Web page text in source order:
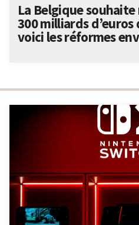
La Belgique
300 milliards d’euros
voici les réformes